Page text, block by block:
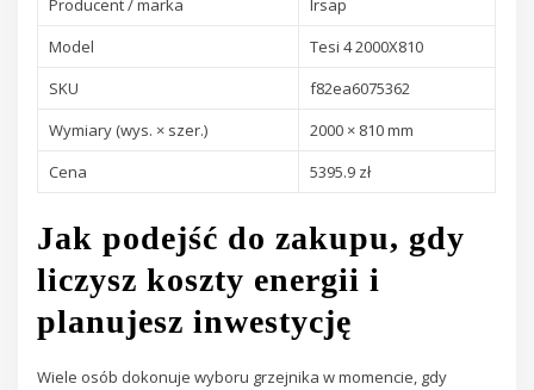
Producent / marka
Irsap
Model
Tesi 4 2000X810
SKU
f82ea6075362
Wymiary (wys. × szer.)
2000 × 810 mm
Cena
5395.9 zł
Jak podejść do zakupu, gdy
liczysz koszty energii i
planujesz inwestycję
Wiele osób dokonuje wyboru grzejnika w momencie, gdy